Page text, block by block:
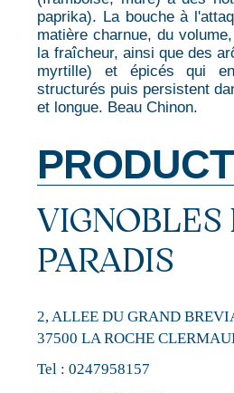
paprika). La bouche à
matière charnue, du
la fraîcheur, ainsi que des
myrtille) et épicés qui
structurés puis persistent
et longue. Beau Chinon.
VIGNOBLES
PARADIS
2, ALLEE DU GRAND
37500 LA ROCHE
Tel :0247958157